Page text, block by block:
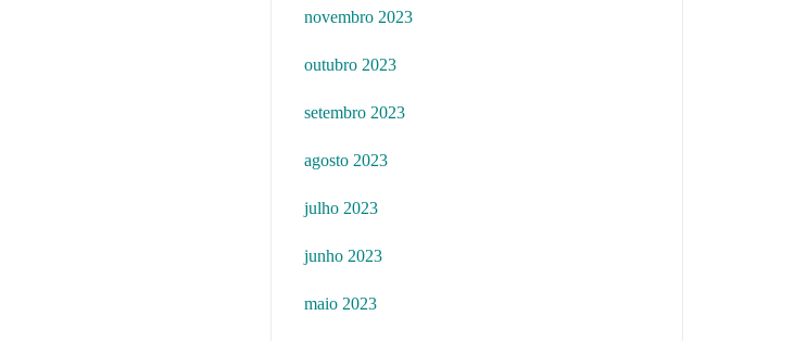
novembro 2023
outubro 2023
setembro 2023
agosto 2023
julho 2023
junho 2023
maio 2023